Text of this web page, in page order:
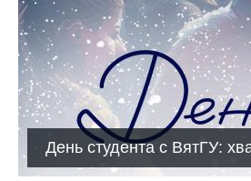
День студента с ВятГУ: